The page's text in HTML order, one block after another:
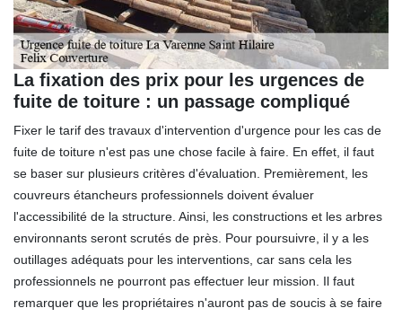
La fixation des prix pour les urgences de
fuite de toiture : un passage compliqué
Fixer le tarif des travaux d'intervention d'urgence pour les cas de
fuite de toiture n'est pas une chose facile à faire. En effet, il faut
se baser sur plusieurs critères d'évaluation. Premièrement, les
couvreurs étancheurs professionnels doivent évaluer
l'accessibilité de la structure. Ainsi, les constructions et les arbres
environnants seront scrutés de près. Pour poursuivre, il y a les
outillages adéquats pour les interventions, car sans cela les
professionnels ne pourront pas effectuer leur mission. Il faut
remarquer que les propriétaires n'auront pas de soucis à se faire